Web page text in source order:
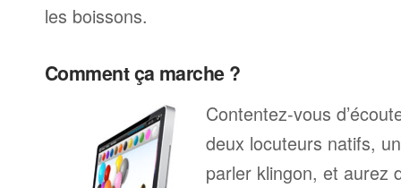
les boissons.
Comment ça marche ?
Contentez-vous
deux locuteurs natifs,
parler klingon, et aurez